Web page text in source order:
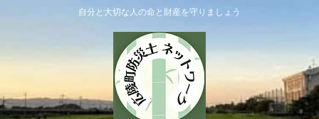
自分と大切な人の命と財産を守りましょう